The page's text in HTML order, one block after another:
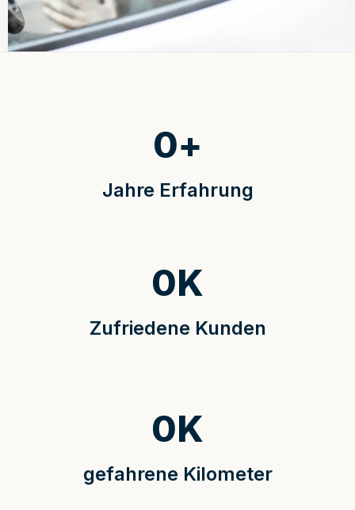
Jahre Erfahrung
0+
Zufriedene Kunden
0K
gefahrene Kilometer
0K